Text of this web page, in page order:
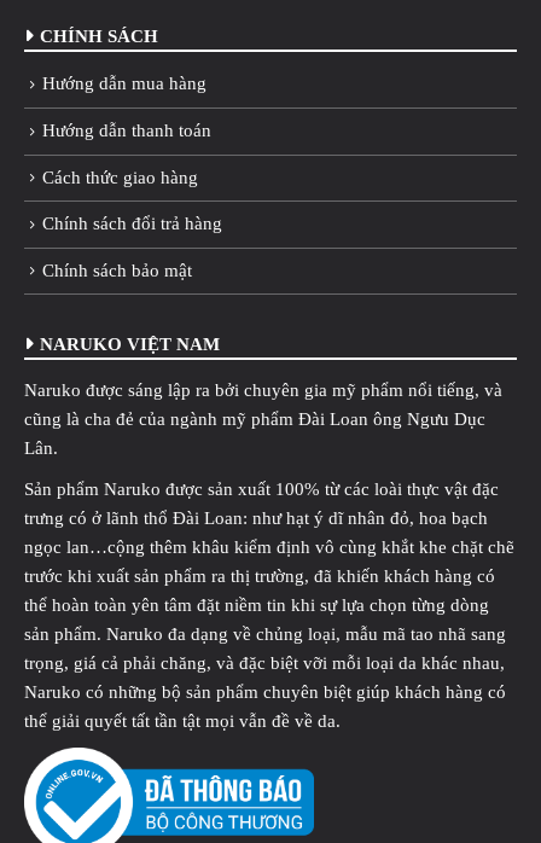
CHÍNH SÁCH
Hướng dẫn mua hàng
Hướng dẫn thanh toán
Cách thức giao hàng
Chính sách đổi trả hàng
Chính sách bảo mật
NARUKO VIỆT NAM
Naruko được sáng lập ra bởi chuyên gia mỹ phẩm nổi tiếng, và
cũng là cha đẻ của ngành mỹ phẩm Đài Loan ông Ngưu Dục
Lân.
Sản phẩm Naruko được sản xuất 100% từ các loài thực vật đặc
trưng có ở lãnh thổ Đài Loan: như hạt ý dĩ nhân đỏ, hoa bạch
ngọc lan…cộng thêm khâu kiểm định vô cùng khắt khe chặt chẽ
trước khi xuất sản phẩm ra thị trường, đã khiến khách hàng có
thể hoàn toàn yên tâm đặt niềm tin khi sự lựa chọn từng dòng
sản phẩm. Naruko đa dạng về chủng loại, mẫu mã tao nhã sang
trọng, giá cả phải chăng, và đặc biệt vỡi mỗi loại da khác nhau,
Naruko có những bộ sản phẩm chuyên biệt giúp khách hàng có
thể giải quyết tất tần tật mọi vẫn đề về da.